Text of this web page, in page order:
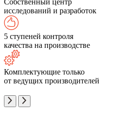
Собственный центр
исследований и разработок
5 ступеней контроля
качества на производстве
Комплектующие только
от ведущих производителей